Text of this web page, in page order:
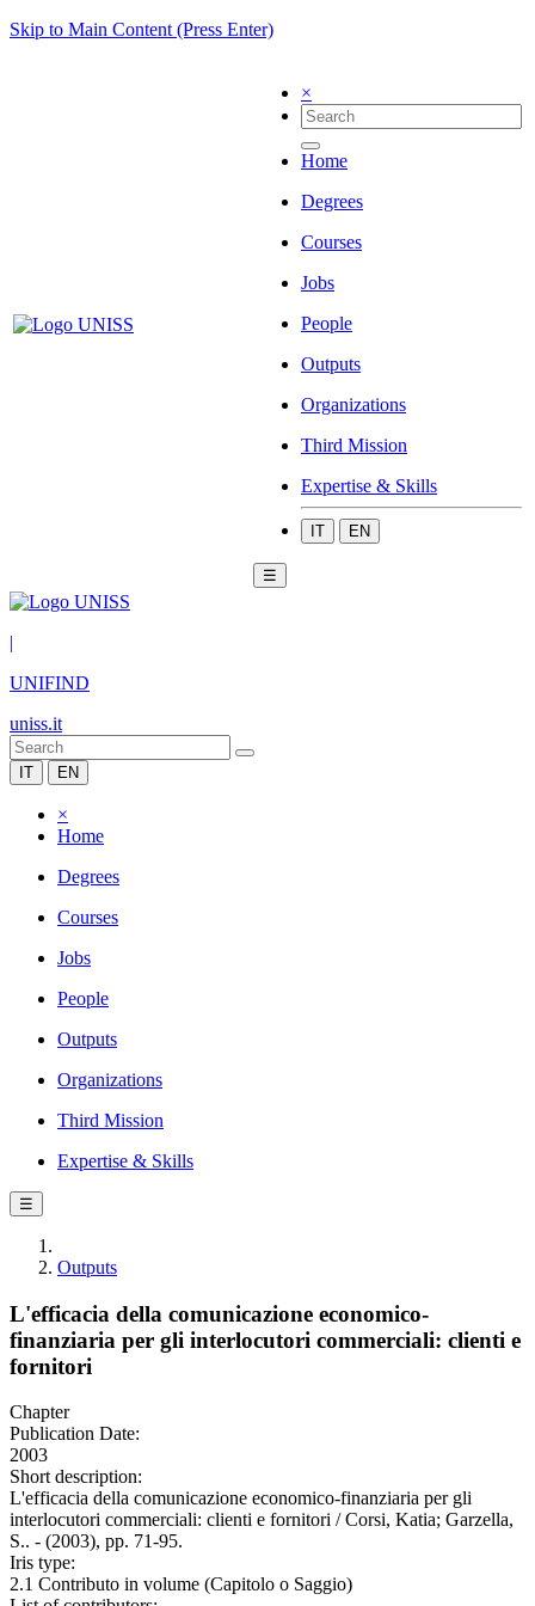
Skip to Main Content (Press Enter)
×
Home
Degrees
Courses
Jobs
People
Outputs
Organizations
Third Mission
Expertise & Skills
IT EN
☰
|
UNIFIND
uniss.it
IT EN
×
Home
Degrees
Courses
Jobs
People
Outputs
Organizations
Third Mission
Expertise & Skills
☰
Outputs
L'efficacia della comunicazione economico-
finanziaria per gli interlocutori commerciali: clienti e
fornitori
Chapter
Publication Date:
2003
Short description:
L'efficacia della comunicazione economico-finanziaria per gli
interlocutori commerciali: clienti e fornitori / Corsi, Katia; Garzella,
S.. - (2003), pp. 71-95.
Iris type:
2.1 Contributo in volume (Capitolo o Saggio)